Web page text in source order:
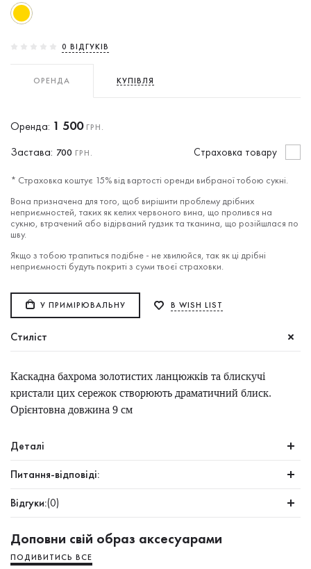
0 ВIДГУКIВ
ОРЕНДА КУПІВЛЯ
Оренда: 1 500ГРН.
Застава: 700 ГРН. Cтраховка товару
* Страховка коштує 15% від вартості оренди вибраної тобою сукні.
Вона призначена для того, щоб вирішити проблему дрібних
неприємностей, таких як келих червоного вина, що пролився на
сукню, втрачений або відірваний гудзик та тканина, що розійшлася по
шву.
Якщо з тобою трапиться подібне - не хвилюйся, так як ці дрібні
неприємності будуть покриті з суми твоєї страховки.
У ПРИМІРЮВАЛЬНУ В WISH LIST
Стиліст
Каскадна бахрома золотистих ланцюжків та блискучі
кристали цих сережок створюють драматичний блиск.
Орієнтовна довжина 9 см
Деталі
Питання-відповіді:
Відгуки:(0)
Доповни свій образ аксесуарами
ПОДИВИТИСЬ ВСЕ